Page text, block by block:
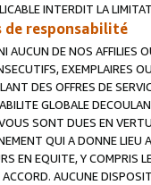
INTERDIT LA
responsabilité
AUCUN DE NOS AFFILIES
EXEMPLAIRES
DES OFFRES DE
GLOBALE
SONT DUES EN
QUI A DONNE
EN EQUITE, Y COMPRIS
ACCORD. AUCUNE